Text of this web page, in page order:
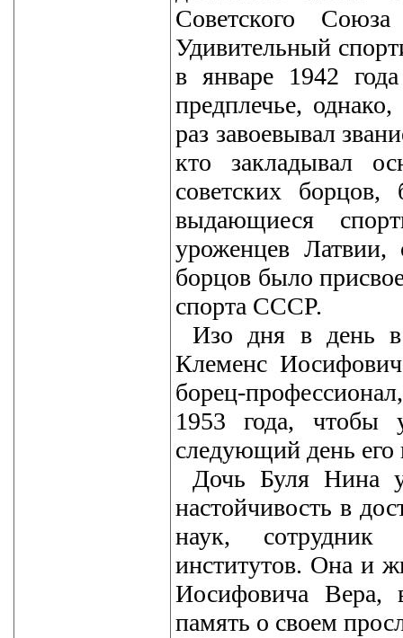
Советского
Удивительный
в январе 1942
предплечье,
раз завоевывал
кто закладывал
советских
выдающиеся
уроженцев Латвии,
борцов было
спорта СССР.
Изо дня в день в
Клеменс
борец-
1953 года, чтобы
следующий день его
Дочь Буля Нина
настойчивость в
наук, сотрудник
институтов. Она и
Иосифовича Вера,
память о своем